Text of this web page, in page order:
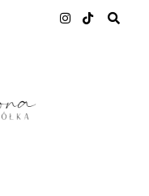
to deliver its
and to detect